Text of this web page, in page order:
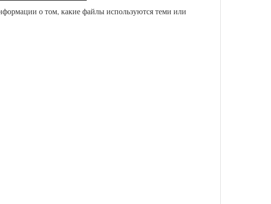
о том, какие файлы используются теми или